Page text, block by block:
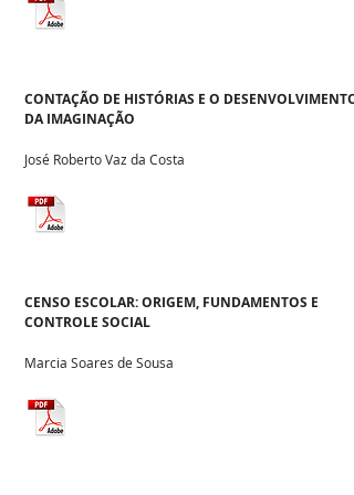
José Roberto Vaz da Costa
CONTAÇÃO DE HISTÓRIAS E O DESENVOLVIMENTO
DA IMAGINAÇÃO
Marcia Soares de Sousa
CENSO ESCOLAR: ORIGEM, FUNDAMENTOS E
CONTROLE SOCIAL